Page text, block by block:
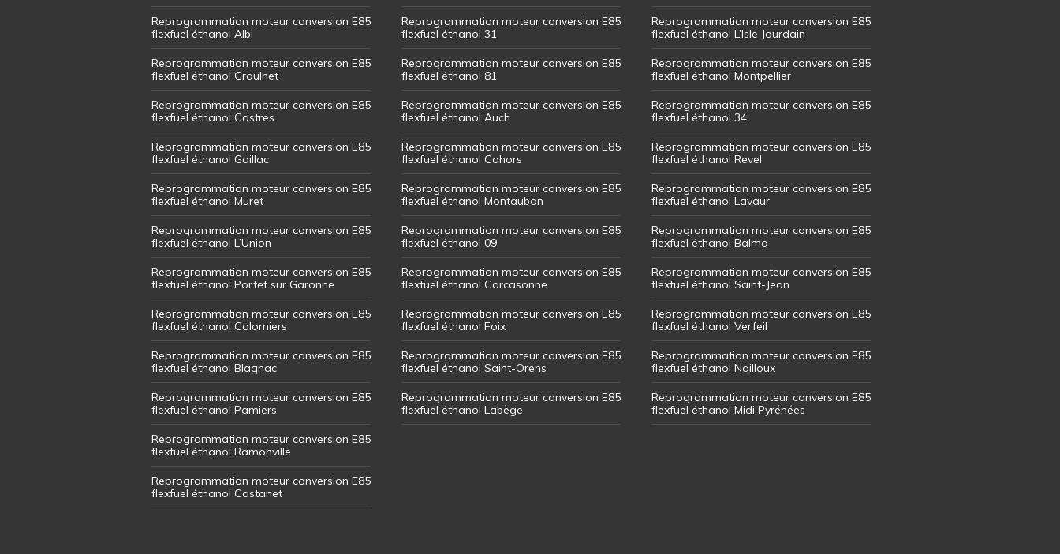
Reprogrammation moteur conversion E85
flexfuel éthanol Albi
Reprogrammation moteur conversion E85
flexfuel éthanol Graulhet
Reprogrammation moteur conversion E85
flexfuel éthanol Castres
Reprogrammation moteur conversion E85
flexfuel éthanol Gaillac
Reprogrammation moteur conversion E85
flexfuel éthanol Muret
Reprogrammation moteur conversion E85
flexfuel éthanol L’Union
Reprogrammation moteur conversion E85
flexfuel éthanol Portet sur Garonne
Reprogrammation moteur conversion E85
flexfuel éthanol Colomiers
Reprogrammation moteur conversion E85
flexfuel éthanol Blagnac
Reprogrammation moteur conversion E85
flexfuel éthanol Pamiers
Reprogrammation moteur conversion E85
flexfuel éthanol Ramonville
Reprogrammation moteur conversion E85
flexfuel éthanol Castanet
Reprogrammation moteur conversion E85
flexfuel éthanol 31
Reprogrammation moteur conversion E85
flexfuel éthanol 81
Reprogrammation moteur conversion E85
flexfuel éthanol Auch
Reprogrammation moteur conversion E85
flexfuel éthanol Cahors
Reprogrammation moteur conversion E85
flexfuel éthanol Montauban
Reprogrammation moteur conversion E85
flexfuel éthanol 09
Reprogrammation moteur conversion E85
flexfuel éthanol Carcasonne
Reprogrammation moteur conversion E85
flexfuel éthanol Foix
Reprogrammation moteur conversion E85
flexfuel éthanol Saint-Orens
Reprogrammation moteur conversion E85
flexfuel éthanol Labège
Reprogrammation moteur conversion E85
flexfuel éthanol L’Isle Jourdain
Reprogrammation moteur conversion E85
flexfuel éthanol Montpellier
Reprogrammation moteur conversion E85
flexfuel éthanol 34
Reprogrammation moteur conversion E85
flexfuel éthanol Revel
Reprogrammation moteur conversion E85
flexfuel éthanol Lavaur
Reprogrammation moteur conversion E85
flexfuel éthanol Balma
Reprogrammation moteur conversion E85
flexfuel éthanol Saint-Jean
Reprogrammation moteur conversion E85
flexfuel éthanol Verfeil
Reprogrammation moteur conversion E85
flexfuel éthanol Nailloux
Reprogrammation moteur conversion E85
flexfuel éthanol Midi Pyrénées